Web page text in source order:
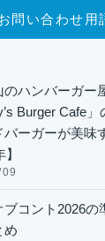
問い合わせ 用
のハンバーガー
Burger Cafe
バーガーが美味
ブコント2026の
め